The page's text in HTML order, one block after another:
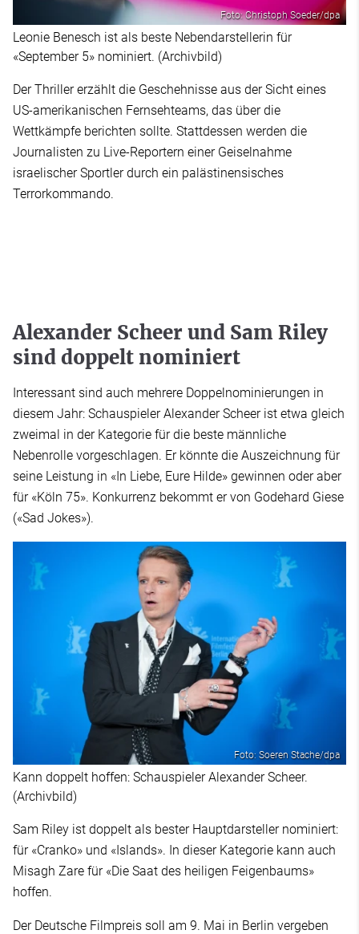
Foto: Christoph Soeder/dpa
Leonie Benesch ist als beste Nebendarstellerin für
«September 5» nominiert. (Archivbild)
Der Thriller erzählt die Geschehnisse aus der Sicht eines
US-amerikanischen Fernsehteams, das über die
Wettkämpfe berichten sollte. Stattdessen werden die
Journalisten zu Live-Reportern einer Geiselnahme
israelischer Sportler durch ein palästinensisches
Terrorkommando.
Alexander Scheer und Sam Riley
sind doppelt nominiert
Interessant sind auch mehrere Doppelnominierungen in
diesem Jahr: Schauspieler Alexander Scheer ist etwa gleich
zweimal in der Kategorie für die beste männliche
Nebenrolle vorgeschlagen. Er könnte die Auszeichnung für
seine Leistung in «In Liebe, Eure Hilde» gewinnen oder aber
für «Köln 75». Konkurrenz bekommt er von Godehard Giese
(«Sad Jokes»).
Foto: Soeren Stache/dpa
Kann doppelt hoffen: Schauspieler Alexander Scheer.
(Archivbild)
Sam Riley ist doppelt als bester Hauptdarsteller nominiert:
für «Cranko» und «Islands». In dieser Kategorie kann auch
Misagh Zare für «Die Saat des heiligen Feigenbaums»
hoffen.
Der Deutsche Filmpreis soll am 9. Mai in Berlin vergeben